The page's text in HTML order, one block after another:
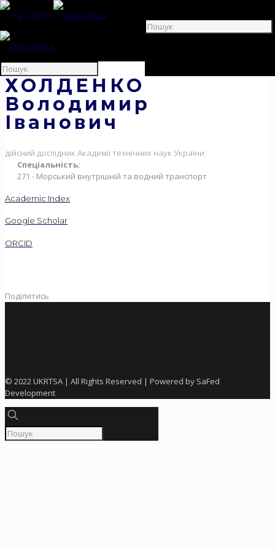
ХОЛДЕНКО
Володимир
Іванович
дійсний дослідник Академії технічних наук України
Спеціальність:
271 - Морський внутрішній та водний транспорт
Academic Index
Google Scholar
ORCID
Поділитись
© 2022 UKRTSA | All Rights Reserved | Powered by SaFed
Development